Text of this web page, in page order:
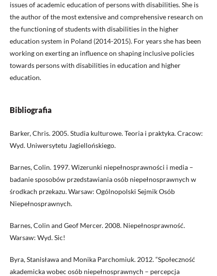
issues of academic education of persons with disabilities. She is
the author of the most extensive and comprehensive research on
the functioning of students with disabilities in the higher
education system in Poland (2014-2015). For years she has been
working on exerting an influence on shaping inclusive policies
towards persons with disabilities in education and higher
education.
Bibliografia
Barker, Chris. 2005. Studia kulturowe. Teoria i praktyka. Cracow:
Wyd. Uniwersytetu Jagiellońskiego.
Barnes, Colin. 1997. Wizerunki niepełnosprawności i media –
badanie sposobów przedstawiania osób niepełnosprawnych w
środkach przekazu. Warsaw: Ogólnopolski Sejmik Osób
Niepełnosprawnych.
Barnes, Colin and Geof Mercer. 2008. Niepełnosprawność.
Warsaw: Wyd. Sic!
Byra, Stanisława and Monika Parchomiuk. 2012. “Społeczność
akademicka wobec osób niepełnosprawnych – percepcja